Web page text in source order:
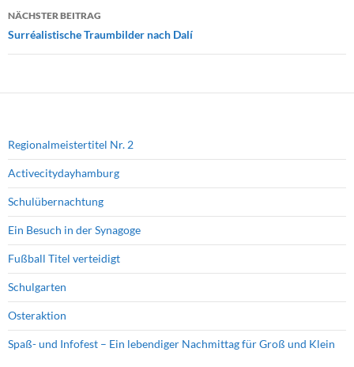
NÄCHSTER BEITRAG
Surréalistische Traumbilder nach Dalí
Regionalmeistertitel Nr. 2
Activecitydayhamburg
Schulübernachtung
Ein Besuch in der Synagoge
Fußball Titel verteidigt
Schulgarten
Osteraktion
Spaß- und Infofest – Ein lebendiger Nachmittag für Groß und Klein